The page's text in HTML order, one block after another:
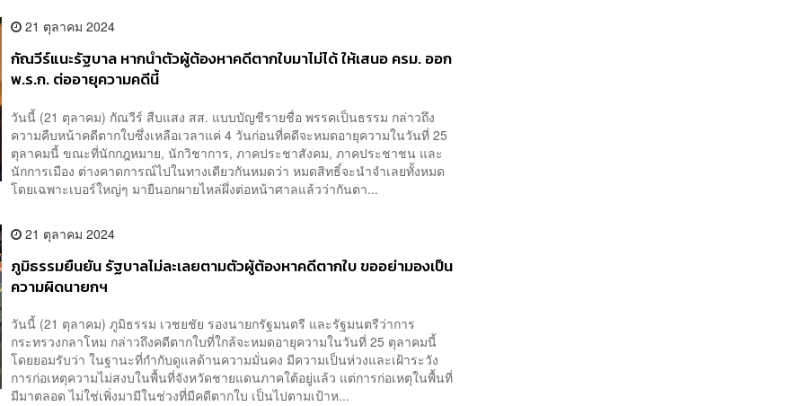
21 ตุลาคม 2024
กัณวีร์แนะรัฐบาล หากนำตัวผู้ต้องหาคดีตากใบมาไม่ได้ ให้เสนอ ครม. ออก
พ.ร.ก. ต่ออายุความคดีนี้
วันนี้ (21 ตุลาคม) กัณวีร์ สืบแสง สส. แบบบัญชีรายชื่อ พรรคเป็นธรรม กล่าวถึง
ความคืบหน้าคดีตากใบซึ่งเหลือเวลาแค่ 4 วันก่อนที่คดีจะหมดอายุความในวันที่ 25
ตุลาคมนี้ ขณะที่นักกฎหมาย, นักวิชาการ, ภาคประชาสังคม, ภาคประชาชน และ
นักการเมือง ต่างคาดการณ์ไปในทางเดียวกันหมดว่า หมดสิทธิ์จะนำจำเลยทั้งหมด
โดยเฉพาะเบอร์ใหญ่ๆ มายืนอกผายไหล่ผึ่งต่อหน้าศาลแล้วว่ากันตา...
21 ตุลาคม 2024
ภูมิธรรมยืนยัน รัฐบาลไม่ละเลยตามตัวผู้ต้องหาคดีตากใบ ขออย่ามองเป็น
ความผิดนายกฯ
วันนี้ (21 ตุลาคม) ภูมิธรรม เวชยชัย รองนายกรัฐมนตรี และรัฐมนตรีว่าการ
กระทรวงกลาโหม กล่าวถึงคดีตากใบที่ใกล้จะหมดอายุความในวันที่ 25 ตุลาคมนี้
โดยยอมรับว่า ในฐานะที่กำกับดูแลด้านความมั่นคง มีความเป็นห่วงและเฝ้าระวัง
การก่อเหตุความไม่สงบในพื้นที่จังหวัดชายแดนภาคใต้อยู่แล้ว แต่การก่อเหตุในพื้นที่
มีมาตลอด ไม่ใช่เพิ่งมามีในช่วงที่มีคดีตากใบ เป็นไปตามเป้าห...